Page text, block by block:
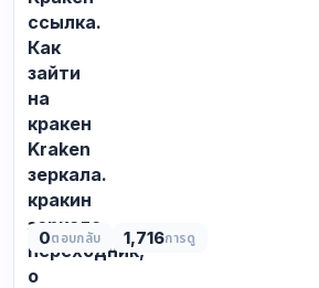
альтернативные
домены,
которые
копируют
основно…
ссылка.
Как
зайти
на
кракен
Kraken
зеркала.
кракин
зеркало,
переходник,
о
0ตอบกลับ 1,716การดู